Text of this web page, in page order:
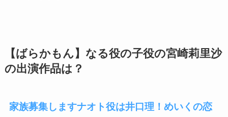
【ばらかもん】なる役の子役の宮崎莉里沙
の出演作品は？
家族募集しますナオト役は井口理！めいくの恋